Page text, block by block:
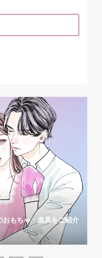
おもちゃ・道具をご紹介